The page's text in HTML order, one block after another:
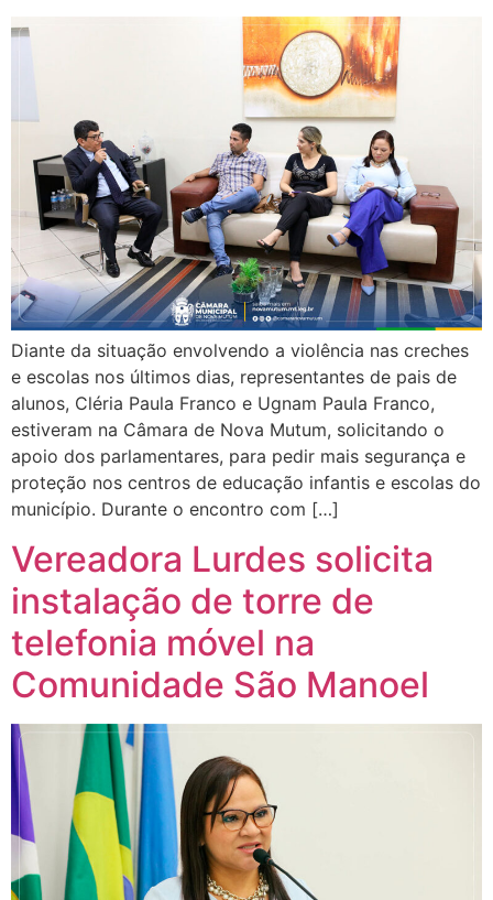
Diante da situação envolvendo a violência nas creches
e escolas nos últimos dias, representantes de pais de
alunos, Cléria Paula Franco e Ugnam Paula Franco,
estiveram na Câmara de Nova Mutum, solicitando o
apoio dos parlamentares, para pedir mais segurança e
proteção nos centros de educação infantis e escolas do
município. Durante o encontro com […]
Vereadora Lurdes solicita
instalação de torre de
telefonia móvel na
Comunidade São Manoel